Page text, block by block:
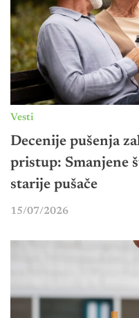
Vesti
Decenije pušenja
pristup: Smanjene
starije pušače
15/07/2026